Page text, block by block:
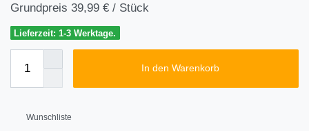
Grundpreis 39,99 € / Stück
Lieferzeit: 1-3 Werktage.
In den Warenkorb
Wunschliste